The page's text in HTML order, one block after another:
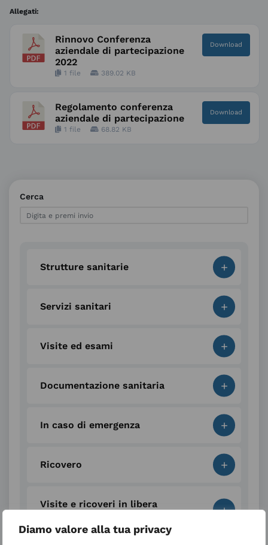
Diamo valore alla tua privacy
Allegati:
Rinnovo Conferenza
aziendale di partecipazione
2022
1 file 389.02 KB
Download
Regolamento conferenza
aziendale di partecipazione
1 file 68.82 KB
Download
Cerca
+
Strutture sanitarie
+
Servizi sanitari
+
Visite ed esami
+
Documentazione sanitaria
+
In caso di emergenza
+
Ricovero
+
Visite e ricoveri in libera